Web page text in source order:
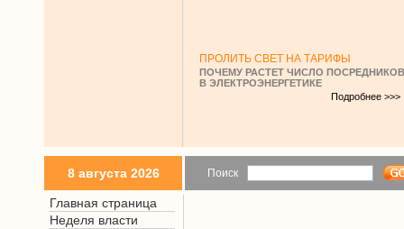
ПРОЛИТЬ СВЕТ НА ТАРИФЫ
ПОЧЕМУ РАСТЕТ ЧИСЛО ПОСРЕДНИКОВ
В ЭЛЕКТРОЭНЕРГЕТИКЕ
Подробнее >>>
8 августа 2026 Поиск
Главная страница
Неделя власти